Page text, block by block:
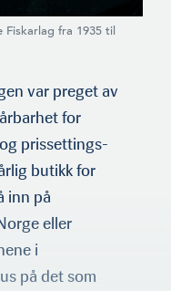
Fiskarlag fra 1935 til
at fiskerne skulle
var preget av
for
prissettings­
butikk for
inn på
eller
i
på det som